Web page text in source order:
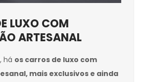
LUXO COM
ARTESANAL
há os carros de luxo com
mais exclusivos e ainda